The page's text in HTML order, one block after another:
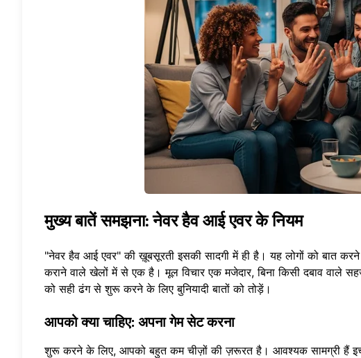
मुख्य बातें समझना: नेवर हैव आई एवर के नियम
"नेवर हैव आई एवर" की ख़ूबसूरती इसकी सादगी में ही है। यह लोगों को बात
कराने वाले खेलों में से एक है। मूल विचार एक मजेदार, बिना किसी दबाव
को सही ढंग से शुरू करने के लिए बुनियादी बातों को तोड़ें।
आपको क्या चाहिए: अपना गेम सेट करना
शुरू करने के लिए, आपको बहुत कम चीज़ों की ज़रूरत है। आवश्यक सामग्री हैं